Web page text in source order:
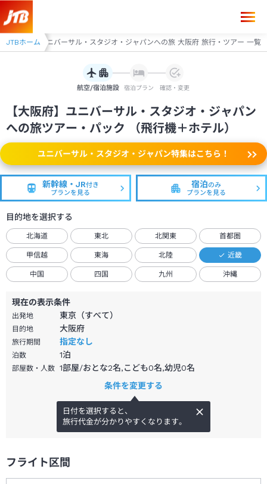
JTBホーム
大阪府 ユニバーサル・スタジオ・ジャパンへの旅 大阪府 旅行・ツアー 一覧
航空/宿泊施設 宿泊プラン 確認・変更
【大阪府】ユニバーサル・スタジオ・ジャパン
への旅ツアー・パック （飛行機＋ホテル）
ユニバーサル・スタジオ・ジャパン特集はこちら！
新幹線・JR付き
プランを見る
宿泊のみ
プランを見る
目的地を選択する
北海道 東北 北関東 首都圏
甲信越 東海 北陸 近畿
中国 四国 九州 沖縄
現在の表示条件
出発地 東京（すべて）
目的地 大阪府
旅行期間 指定なし
泊数 1泊
部屋数・人数 1部屋/おとな2名,こども0名,幼児0名
条件を変更する
日付を選択すると、
旅行代金が分かりやすくなります。
フライト区間